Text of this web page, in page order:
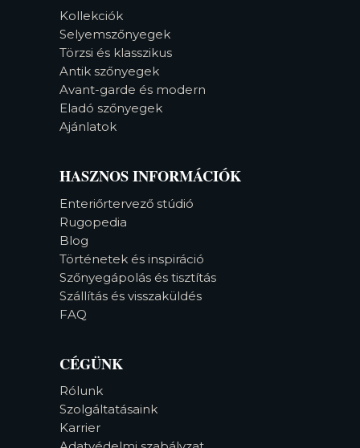
Kollekciók
Selyemszőnyegek
Törzsi és klasszikus
Antik szőnyegek
Avant-garde és modern
Eladó szőnyegek
Ajánlatok
HASZNOS INFORMÁCIÓK
Enteriőrtervező stúdió
Rugopedia
Blog
Történetek és inspiráció
Szőnyegápolás és tisztítás
Szállítás és visszaküldés
FAQ
CÉGÜNK
Rólunk
Szolgáltatásaink
Karrier